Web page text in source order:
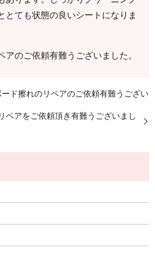
とても状態の良いシートになりま
アのご依頼有難うございました。
ド擦れのリペアのご依頼有難うござい
ペアをご依頼頂き有難うございまし